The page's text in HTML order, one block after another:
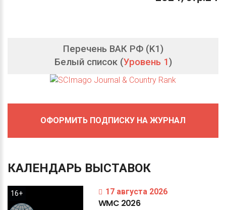
Перечень ВАК РФ (K1)
Белый список (Уровень 1)
ОФОРМИТЬ ПОДПИСКУ НА ЖУРНАЛ
КАЛЕНДАРЬ ВЫСТАВОК
16+ 17 августа 2026
WMC 2026